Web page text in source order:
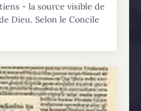
- la source visible de
Dieu. Selon le Concile